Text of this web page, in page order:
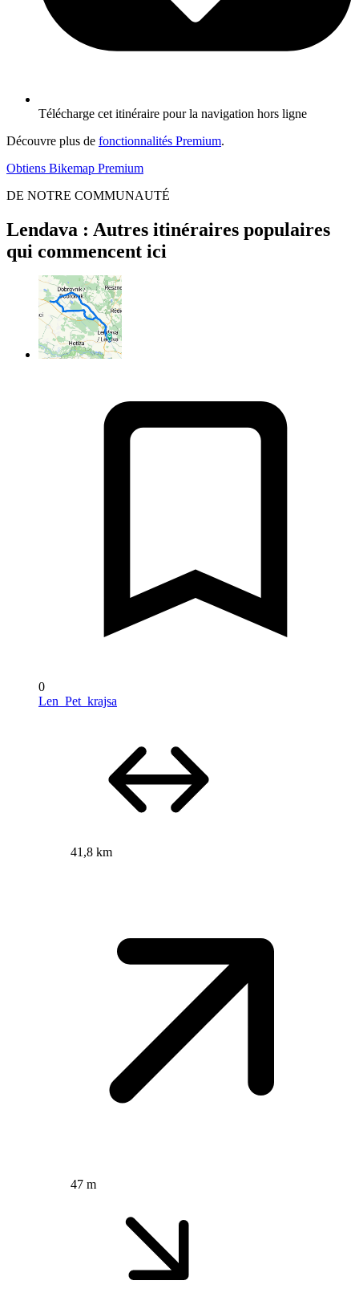
Télécharge cet itinéraire pour la navigation hors ligne
Découvre plus de fonctionnalités Premium.
Obtiens Bikemap Premium
DE NOTRE COMMUNAUTÉ
Lendava : Autres itinéraires populaires
qui commencent ici
0
Len_Pet_krajsa
41,8 km
47 m